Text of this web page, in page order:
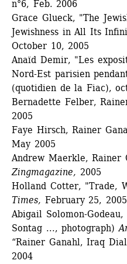
n°6, Feb. 2006
Grace Glueck, "The
Jewishness in All Its
October 10, 2005
Anaïd Demir, "Les
Nord-Est parisien
(quotidien de la Fiac),
Bernadette Felber,
2005
Faye Hirsch, Rainer
May 2005
Andrew Maerkle, Rainer
Zingmagazine, 2005
Holland Cotter, "Trade,
Times, February 25, 2005
Abigail Solomon-
Sontag ..., photograph)
“Rainer Ganahl, Iraq
2004